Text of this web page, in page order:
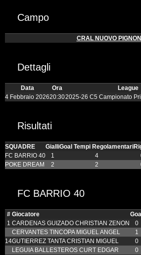
Campo
CRAL NUOVO
Dettagli
Data Ora League
4 Febbraio 202620:302025-26 C5 Campionato
Risultati
SQUADRE GialliGoal Tempi Regolamentari
FC BARRIO 40
1 4
POKE DREAM
2 2
FC BARRIO 40
# Giocatore Goal
1 CARDENAS GUIZADO CHRISTIAN ZENON 0
CERVANTES TINCOPA MIGUEL ANGEL
1
14GUTIERREZ TANTA CRISTIAN MIGUEL 0
LEGUIA BALLESTEROS CURT EDGAR
0